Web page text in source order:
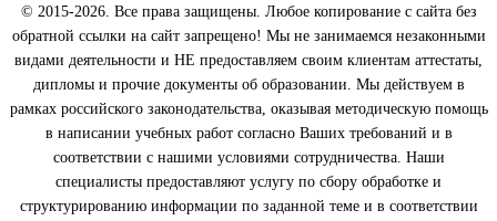
© 2015-2026. Все права защищены. Любое копирование с сайта без
обратной ссылки на сайт запрещено! Мы не занимаемся незаконными
видами деятельности и НЕ предоставляем своим клиентам аттестаты,
дипломы и прочие документы об образовании. Мы действуем в
рамках российского законодательства, оказывая методическую помощь
в написании учебных работ согласно Ваших требований и в
соответствии с нашими условиями сотрудничества. Наши
специалисты предоставляют услугу по сбору обработке и
структурированию информации по заданной теме и в соответствии